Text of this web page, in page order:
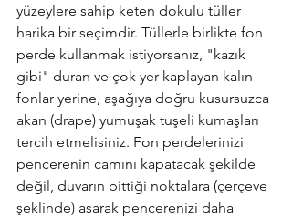
yüzeylere sahip keten dokulu tüller
harika bir seçimdir. Tüllerle birlikte fon
perde kullanmak istiyorsanız, "kazık
gibi" duran ve çok yer kaplayan kalın
fonlar yerine, aşağıya doğru kusursuzca
akan (drape) yumuşak tuşeli kumaşları
tercih etmelisiniz. Fon perdelerinizi
pencerenin camını kapatacak şekilde
değil, duvarın bittiği noktalara (çerçeve
şeklinde) asarak pencerenizi daha